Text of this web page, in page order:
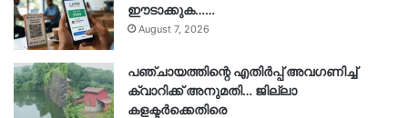
ഈടാക്കുക……
August 7, 2026
പഞ്ചായത്തിന്റെ എതിർപ്പ് അവഗണിച്ച്
ക്വാറിക്ക് അനുമതി… ജില്ലാ
കളക്ടർക്കെതിരെ